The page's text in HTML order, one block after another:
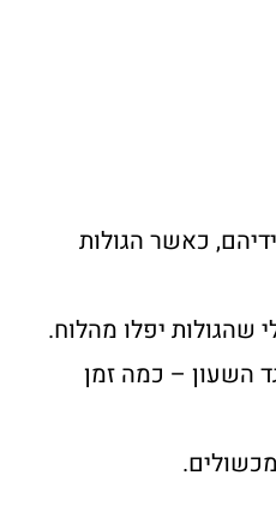
כאשר הגולות
שהגולות יפלו מהלוח.
השעון – כמה זמן